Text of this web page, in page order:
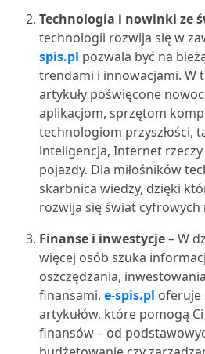
Technologia i nowinki ze
technologii rozwija się w
spis.pl pozwala być na
trendami i innowacjami. W
artykuły poświęcone
aplikacjom, sprzętom
technologiom przyszłości,
inteligencja, Internet
pojazdy. Dla miłośników
skarbnica wiedzy, dzięki
rozwija się świat cyfrowych
Finanse i inwestycje– W
więcej osób szuka
oszczędzania,
finansami. e-spis.pl oferuje
artykułów, które pomogą
finansów – od